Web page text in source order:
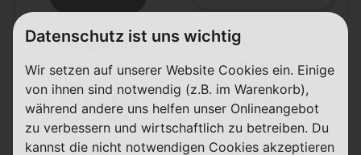
24 Monate
Laufzeit Telekom (D1)
80 GB
max. 50 Mbit/s
FLAT
Telefon & SMS
19,99 € ab19,99 €
Datenschutz ist uns wichtig
Wir setzen auf unserer Website Cookies ein. Einige
von ihnen sind notwendig (z.B. im Warenkorb),
während andere uns helfen unser Onlineangebot
zu verbessern und wirtschaftlich zu betreiben. Du
kannst die nicht notwendigen Cookies akzeptieren